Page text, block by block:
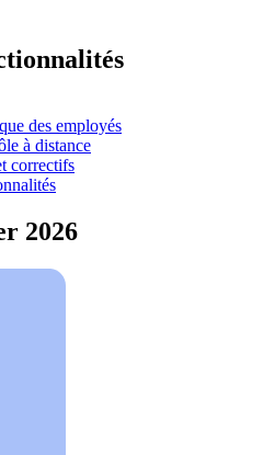
des employés
à distance
correctifs
2026